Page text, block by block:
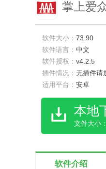
掌上爱
软件大小： 73.90
软件语言： 中文
软件授权： v4.2.5
插件情况： 无插件请
适用平台： 安卓
本地
文件大小
软件介绍